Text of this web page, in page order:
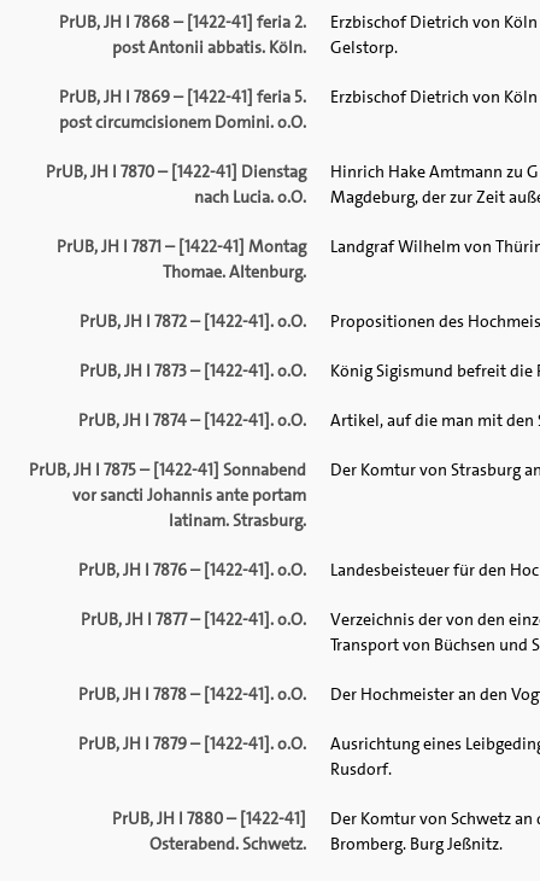
PrUB, JH I 7868 – [1422-41] feria 2.
post Antonii abbatis. Köln.
Erzbischof Dietrich von
Gelstorp.
PrUB, JH I 7869 – [1422-41] feria 5.
post circumcisionem Domini. o.O.
Erzbischof Dietrich von
PrUB, JH I 7870 – [1422-41] Dienstag
nach Lucia. o.O.
Hinrich Hake Amtmann zu
Magdeburg, der zur Zeit
PrUB, JH I 7871 – [1422-41] Montag
Thomae. Altenburg.
Landgraf Wilhelm von
PrUB, JH I 7872 – [1422-41]. o.O. Propositionen des
PrUB, JH I 7873 – [1422-41]. o.O. König Sigismund befreit die
PrUB, JH I 7874 – [1422-41]. o.O. Artikel, auf die man mit den
PrUB, JH I 7875 – [1422-41] Sonnabend
vor sancti Johannis ante portam
latinam. Strasburg.
Der Komtur von Strasburg
PrUB, JH I 7876 – [1422-41]. o.O. Landesbeisteuer für den
PrUB, JH I 7877 – [1422-41]. o.O.
Verzeichnis der von den
Transport von Büchsen und
PrUB, JH I 7878 – [1422-41]. o.O. Der Hochmeister an den
PrUB, JH I 7879 – [1422-41]. o.O.
Ausrichtung eines
Rusdorf.
PrUB, JH I 7880 – [1422-41]
Osterabend. Schwetz.
Der Komtur von Schwetz
Bromberg. Burg Jeßnitz.